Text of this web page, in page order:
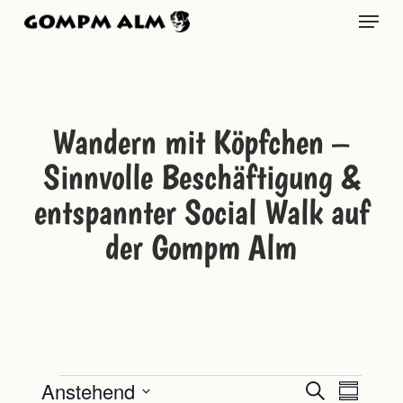
Skip
Menu
Wandern mit Köpfchen –
Sinnvolle Beschäftigung &
entspannter Social Walk auf
der Gompm Alm
Veranstaltungen Suche
Anstehend